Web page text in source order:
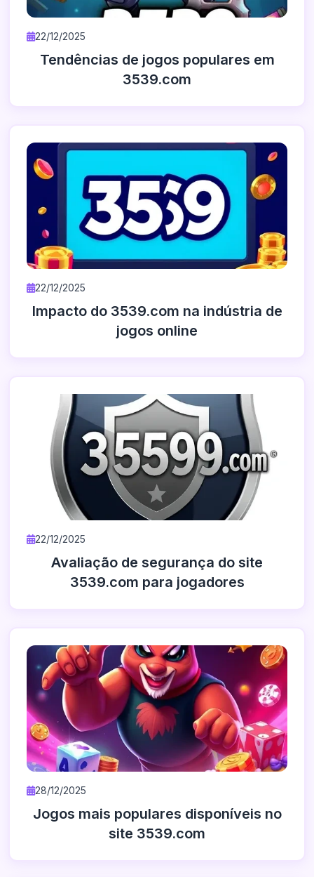
22/12/2025
Tendências de jogos populares em
3539.com
22/12/2025
Impacto do 3539.com na indústria de
jogos online
22/12/2025
Avaliação de segurança do site
3539.com para jogadores
28/12/2025
Jogos mais populares disponíveis no
site 3539.com